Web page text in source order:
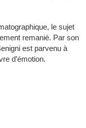
le sujet
remanié. Par son
est parvenu à
d’émotion.